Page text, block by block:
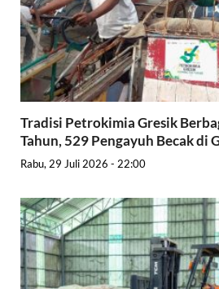
Tradisi Petrokimia Gresik
Tahun, 529 Pengayuh Becak di
Rabu, 29 Juli 2026 - 22:00